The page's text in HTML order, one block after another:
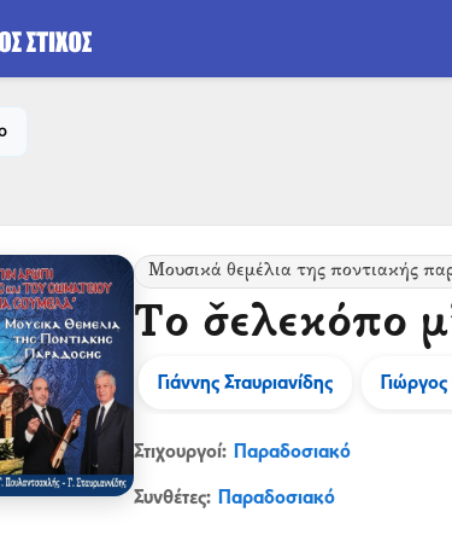
Μουσικά θεμέλια της ποντιακής
Το σ̌ελεκόπο
Γιάννης Σταυριανίδης
Στιχουργοί: Παραδοσιακό
Συνθέτες: Παραδοσιακό